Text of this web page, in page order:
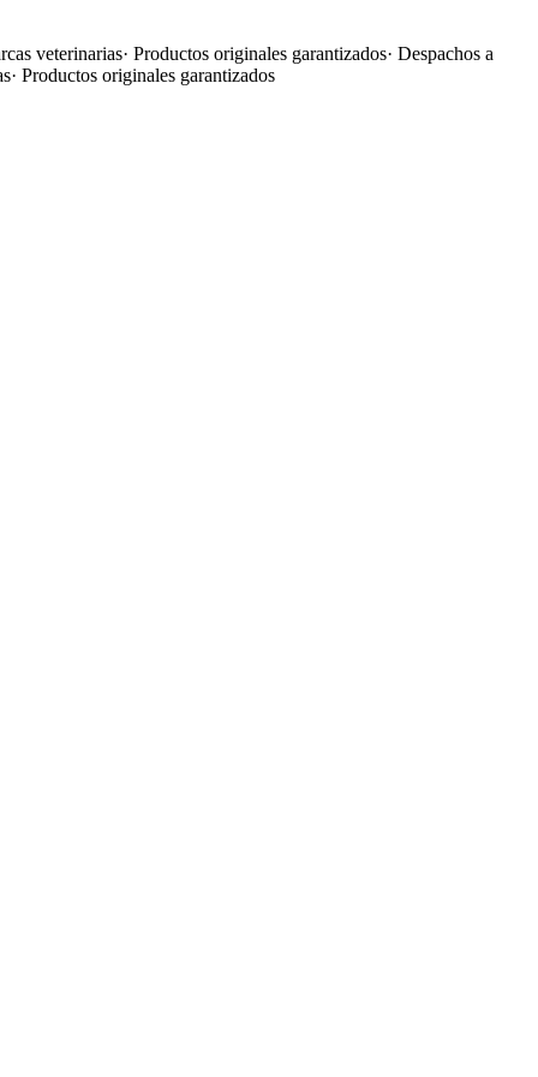
veterinarias· Productos originales garantizados· Despachos a
· Productos originales garantizados